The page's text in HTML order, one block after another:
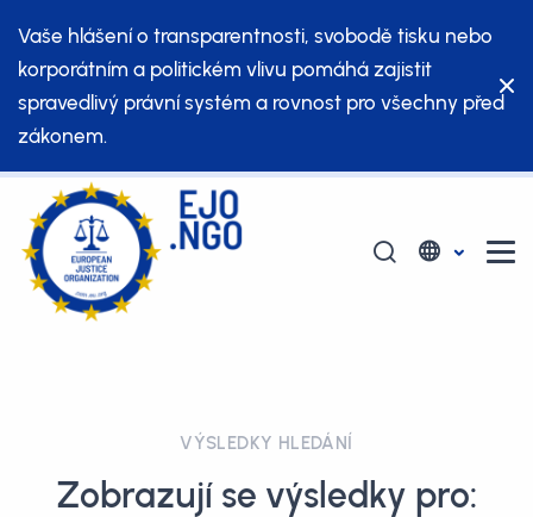
Vaše hlášení o transparentnosti, svobodě tisku nebo
korporátním a politickém vlivu pomáhá zajistit
spravedlivý právní systém a rovnost pro všechny před
zákonem.
VÝSLEDKY HLEDÁNÍ
Zobrazují se výsledky pro: